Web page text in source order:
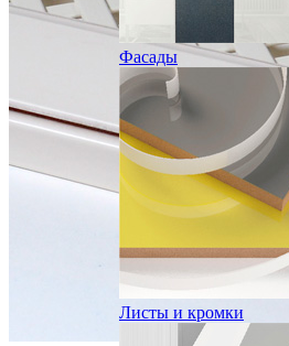
Фасады
Листы и кромки